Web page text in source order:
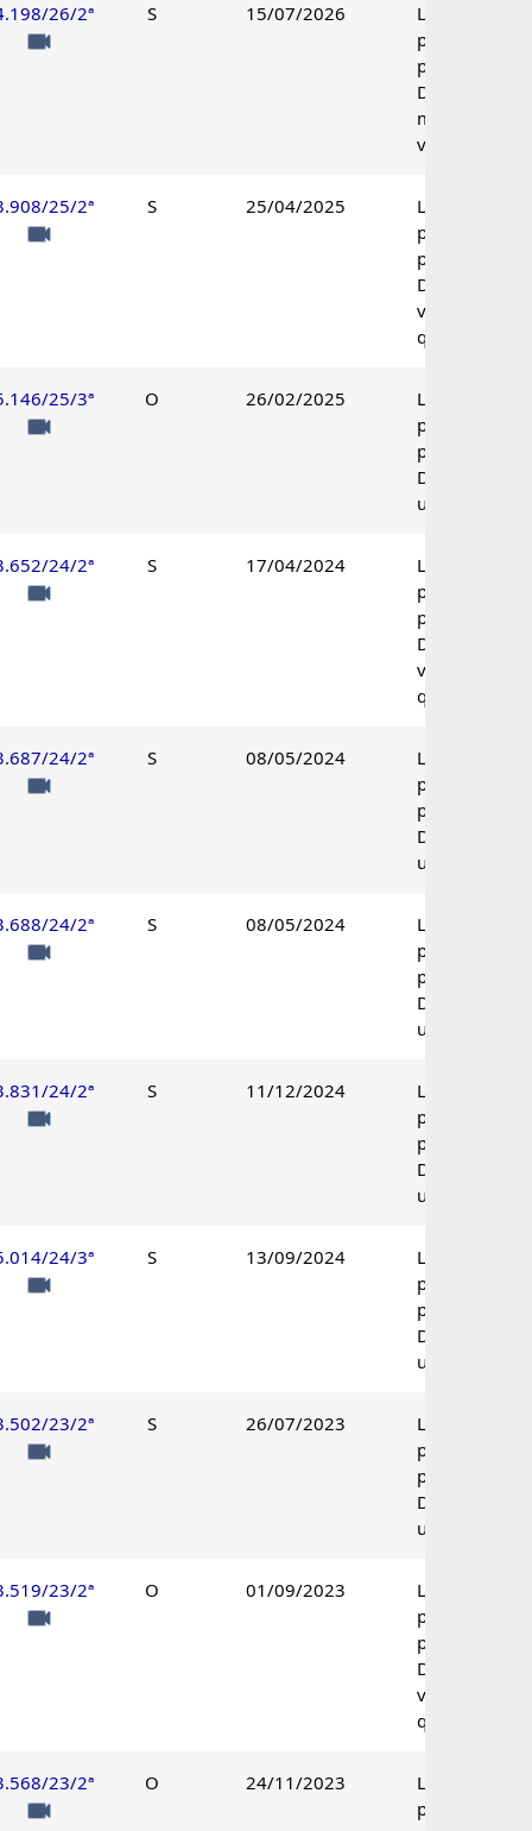
26/2ª S 15/07/2026
Lançamento
parcialmente
procedente.
Decisão por
maioria de
votos.
25/2ª S 25/04/2025
Lançamento
parcialmente
procedente.
Decisão pelo
voto de
qualidade.
25/3ª O 26/02/2025
Lançamento
parcialmente
procedente.
Decisão
unânime.
24/2ª S 17/04/2024
Lançamento
parcialmente
procedente.
Decisão pelo
voto de
qualidade.
24/2ª S 08/05/2024
Lançamento
parcialmente
procedente.
Decisão
unânime.
24/2ª S 08/05/2024
Lançamento
parcialmente
procedente.
Decisão
unânime.
24/2ª S 11/12/2024
Lançamento
parcialmente
procedente.
Decisão
unânime.
24/3ª S 13/09/2024
Lançamento
parcialmente
procedente.
Decisão
unânime.
23/2ª S 26/07/2023
Lançamento
parcialmente
procedente.
Decisão
unânime.
23/2ª O 01/09/2023
Lançamento
parcialmente
procedente.
Decisão pelo
voto de
qualidade.
23/2ª O 24/11/2023
Lançamento
parcialmente